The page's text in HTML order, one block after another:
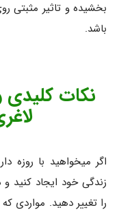
بخشیده و تاثیر مثبتی
باشد.
نکات کلیدی
اگر میخواهید با روزه
زندگی خود ایجاد کنید
را تغییر دهید. مواردی که